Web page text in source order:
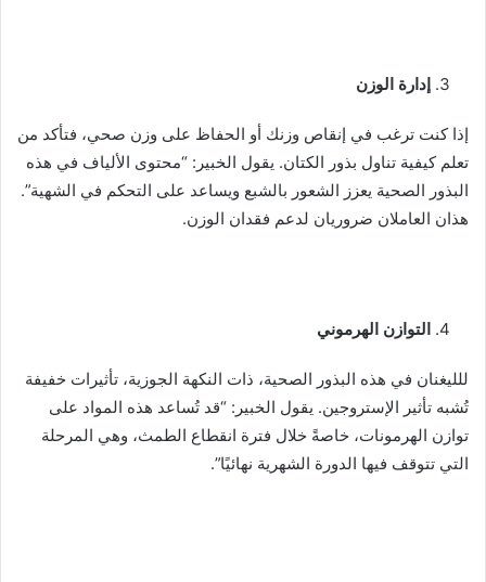
إدارة الوزن
إذا كنت ترغب في إنقاص وزنك أو الحفاظ على وزن صحي، فتأكد من
تعلم كيفية تناول بذور الكتان. يقول الخبير: “محتوى الألياف في هذه
البذور الصحية يعزز الشعور بالشبع ويساعد على التحكم في الشهية”.
هذان العاملان ضروريان لدعم فقدان الوزن.
التوازن الهرموني
للليغنان في هذه البذور الصحية، ذات النكهة الجوزية، تأثيرات خفيفة
تُشبه تأثير الإستروجين. يقول الخبير: “قد تُساعد هذه المواد على
توازن الهرمونات، خاصةً خلال فترة انقطاع الطمث، وهي المرحلة
التي تتوقف فيها الدورة الشهرية نهائيًا”.